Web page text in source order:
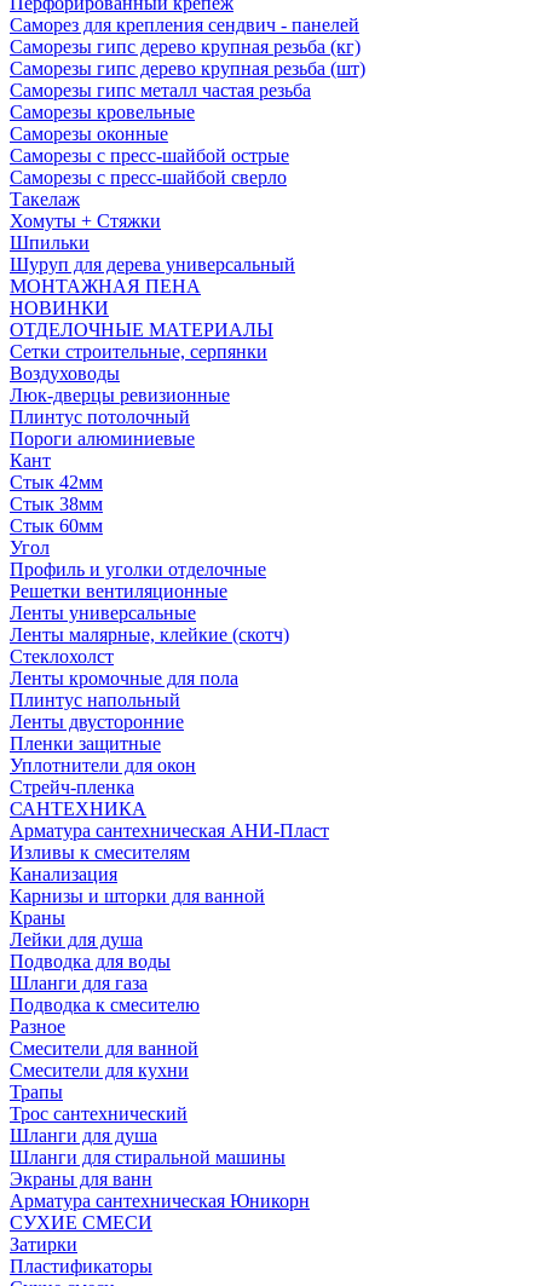
Саморез для крепления сендвич - панелей
Саморезы гипс дерево крупная резьба (кг)
Саморезы гипс дерево крупная резьба (шт)
Саморезы гипс металл частая резьба
Саморезы кровельные
Саморезы оконные
Саморезы с пресс-шайбой острые
Саморезы с пресс-шайбой сверло
Такелаж
Хомуты + Стяжки
Шпильки
Шуруп для дерева универсальный
МОНТАЖНАЯ ПЕНА
НОВИНКИ
ОТДЕЛОЧНЫЕ МАТЕРИАЛЫ
Сетки строительные, серпянки
Воздуховоды
Люк-дверцы ревизионные
Плинтус потолочный
Пороги алюминиевые
Кант
Стык 42мм
Стык 38мм
Стык 60мм
Угол
Профиль и уголки отделочные
Решетки вентиляционные
Ленты универсальные
Ленты малярные, клейкие (скотч)
Стеклохолст
Ленты кромочные для пола
Плинтус напольный
Ленты двусторонние
Пленки защитные
Уплотнители для окон
Стрейч-пленка
САНТЕХНИКА
Арматура сантехническая АНИ-Пласт
Изливы к смесителям
Канализация
Карнизы и шторки для ванной
Краны
Лейки для душа
Подводка для воды
Шланги для газа
Подводка к смесителю
Разное
Смесители для ванной
Смесители для кухни
Трапы
Трос сантехнический
Шланги для душа
Шланги для стиральной машины
Экраны для ванн
Арматура сантехническая Юникорн
СУХИЕ СМЕСИ
Затирки
Пластификаторы